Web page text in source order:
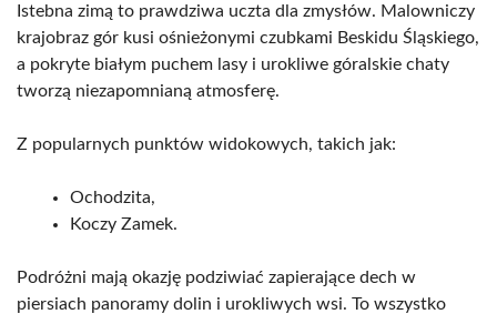
Istebna zimą to prawdziwa uczta dla zmysłów. Malowniczy
krajobraz gór kusi ośnieżonymi czubkami Beskidu Śląskiego,
a pokryte białym puchem lasy i urokliwe góralskie chaty
tworzą niezapomnianą atmosferę.
Z popularnych punktów widokowych, takich jak:
Ochodzita,
Koczy Zamek.
Podróżni mają okazję podziwiać zapierające dech w
piersiach panoramy dolin i urokliwych wsi. To wszystko